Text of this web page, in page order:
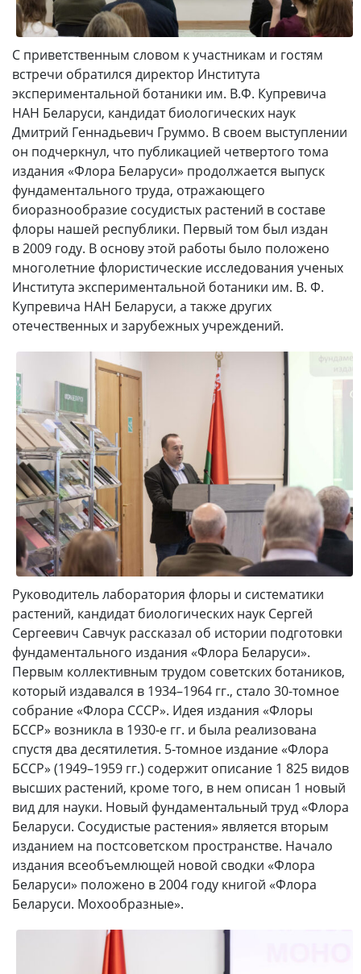
С приветственным словом к участникам и гостям
встречи обратился директор Института
экспериментальной ботаники им. В.Ф. Купревича
НАН Беларуси, кандидат биологических наук
Дмитрий Геннадьевич Груммо. В своем выступлении
он подчеркнул, что публикацией четвертого тома
издания «Флора Беларуси» продолжается выпуск
фундаментального труда, отражающего
биоразнообразие сосудистых растений в составе
флоры нашей республики. Первый том был издан
в 2009 году. В основу этой работы было положено
многолетние флористические исследования ученых
Института экспериментальной ботаники им. В. Ф.
Купревича НАН Беларуси, а также других
отечественных и зарубежных учреждений.
Руководитель лаборатория флоры и систематики
растений, кандидат биологических наук Сергей
Сергеевич Савчук рассказал об истории подготовки
фундаментального издания «Флора Беларуси».
Первым коллективным трудом советских ботаников,
который издавался в 1934–1964 гг., стало 30-томное
собрание «Флора СССР». Идея издания «Флоры
БССР» возникла в 1930‑е гг. и была реализована
спустя два десятилетия. 5‑томное издание «Флора
БССР» (1949–1959 гг.) содержит описание 1 825 видов
высших растений, кроме того, в нем описан 1 новый
вид для науки. Новый фундаментальный труд «Флора
Беларуси. Сосудистые растения» является вторым
изданием на постсоветском пространстве. Начало
издания всеобъемлющей новой сводки «Флора
Беларуси» положено в 2004 году книгой «Флора
Беларуси. Мохообразные».